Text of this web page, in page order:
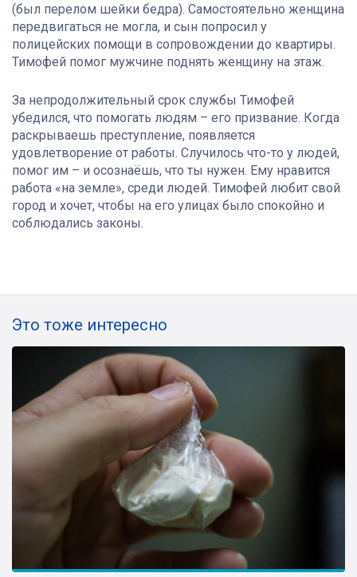
(был перелом шейки бедра). Самостоятельно женщина
передвигаться не могла, и сын попросил у
полицейских помощи в сопровождении до квартиры.
Тимофей помог мужчине поднять женщину на этаж.
За непродолжительный срок службы Тимофей
убедился, что помогать людям – его призвание. Когда
раскрываешь преступление, появляется
удовлетворение от работы. Случилось что-то у людей,
помог им – и осознаёшь, что ты нужен. Ему нравится
работа «на земле», среди людей. Тимофей любит свой
город и хочет, чтобы на его улицах было спокойно и
соблюдались законы.
Это тоже интересно